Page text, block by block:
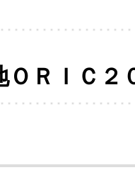
ＯＲＩＣ２